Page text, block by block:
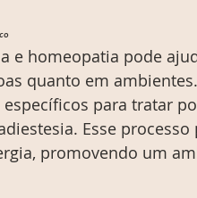
e homeopatia pode
quanto em
para tratar
Esse
promovendo um